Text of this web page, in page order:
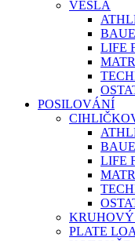
VESLA
LIFE
POSILOVÁNÍ
LIFE
PLATE